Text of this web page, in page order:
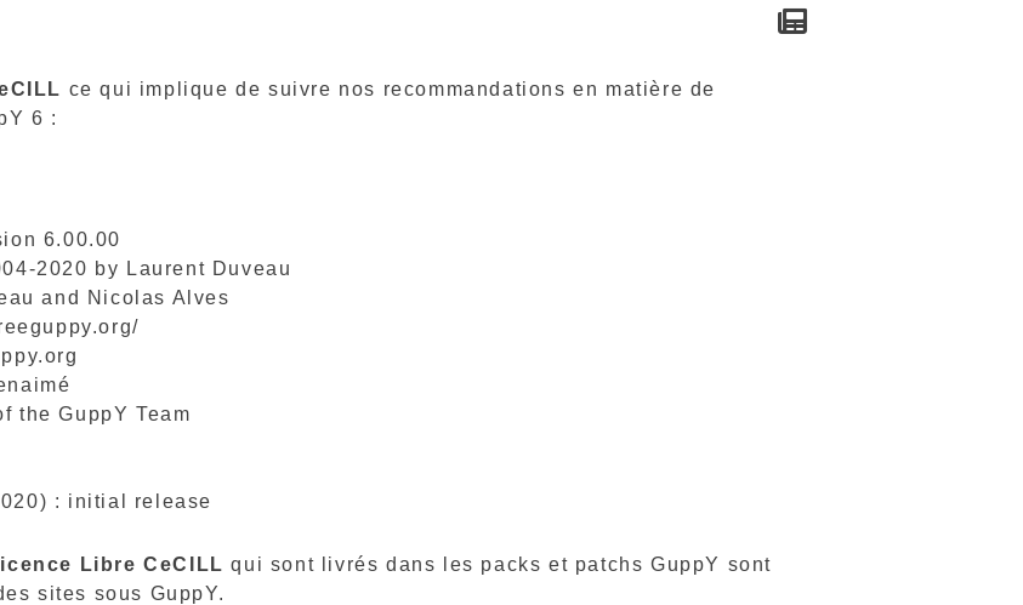
ce qui implique de suivre nos recommandations en matière de
6 :
6.00.00
2020 by Laurent Duveau
and Nicolas Alves
GuppY Team
: initial release
Libre CeCILL qui sont livrés dans les packs et patchs GuppY sont
sites sous GuppY.